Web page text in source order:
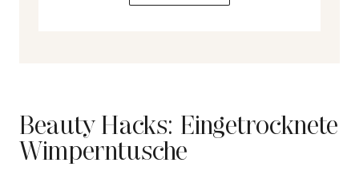
Beauty Hacks: Eingetrocknete
Wimperntusche